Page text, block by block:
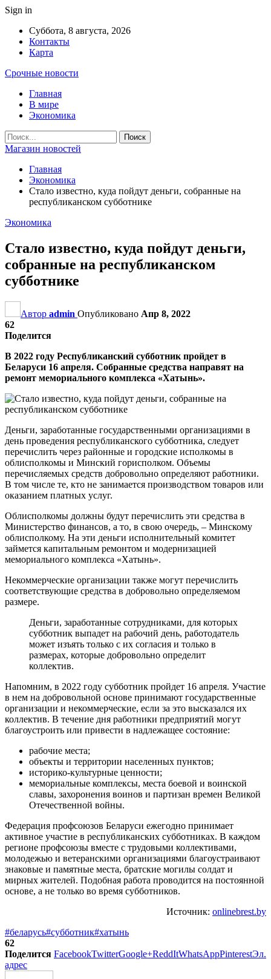
Sign in
Суббота, 8 августа, 2026
Контакты
Карта
Срочные новости
Главная
В мире
Экономика
Магазин новостей
Главная
Экономика
Стало известно, куда пойдут деньги, собранные на
республиканском субботнике
Экономика
Стало известно, куда пойдут деньги,
собранные на республиканском
субботнике
Автор admin Опубликовано Апр 8, 2022
62
Поделится
В 2022 году Республиканский субботник пройдет в
Беларуси 16 апреля. Собранные средства направят на
ремонт мемориального комплекса «Хатынь».
Деньги, заработанные государственными организациями в
день проведения республиканского субботника, следует
перечислить через районные и городские исполкомы в
облисполкомы и Минский горисполком. Объемы
перечисляемых средств добровольно определяют работники.
В том числе те, кто не занимается производством товаров или
оказанием платных услуг.
Облисполкомы должны будут перечислить эти средства в
Министерство финансов, а то, в свою очередь, – Минскому
облисполкому. На эти деньги исполнительный комитет
займется капитальным ремонтом и модернизацией
мемориального комплекса «Хатынь».
Некоммерческие организации также могут перечислить
соответствующие средства в добровольно определяемом
размере.
Деньги, заработанные сотрудниками, для которых
субботник выпадет на рабочий день, работодатель
может изъять только с их согласия и только в
размерах, которые добровольно определит
коллектив.
Напомним, в 2022 году субботник пройдет 16 апреля. Участие
в нем на добровольной основе принимают государственные
организации и некоммерческие, если за это высказался их
коллектив. В течение дня работники предприятий могут
благоустроить или привести в надлежащее состояние:
рабочие места;
объекты и территории населенных пунктов;
историко-культурные ценности;
мемориальные комплексы, места боевой и воинской
славы, захоронения воинов и партизан времен Великой
Отечественной войны.
Федерация профсоюзов Беларуси ежегодно принимает
активное участие в республиканских субботниках. В каждом
регионе профсоюзы вместе с трудовыми коллективами,
молодежью и ветеранскими организациями благоустраивают
знаковые и памятные места, братские могилы солдат и
мирных жителей. Подобная работа проводится на постоянной
основе, а не только во время субботников.
Источник: onlinebrest.by
#беларусь#субботник#хатынь
62
Поделится FacebookTwitterGoogle+ReddItWhatsAppPinterestЭл.
адрес